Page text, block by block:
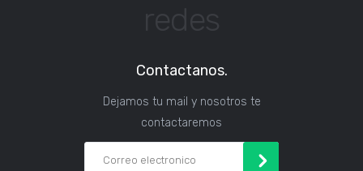
redes
Contactanos.
Dejamos tu mail y nosotros te
contactaremos